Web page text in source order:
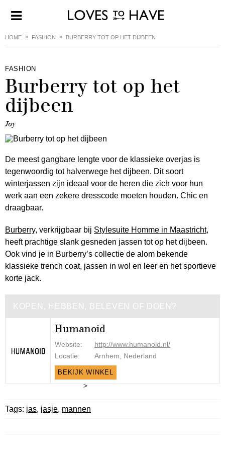
HOME FASHION BURBERRY TOT OP HET DIJBEEN
FASHION
Burberry tot op het
dijbeen
Joy
De meest gangbare lengte voor de klassieke overjas is
tegenwoordig tot halverwege het dijbeen. Dit soort
winterjassen zijn ideaal voor de heren die zich voor hun
werk aan een zekere dresscode moeten houden. Chic en
draagbaar.
Burberry, verkrijgbaar bij Stylesuite Homme in Maastricht,
heeft prachtige slank gesneden jassen tot op het dijbeen.
Ook vind je in Burberry’s collectie de alom bekende
klassieke trench coat, jassen in wol en leer en het sportieve
korte jack.
KOPEN, HEBBEN, BELEVEN OF DOEN?
Humanoid
Website:
http://www.humanoid.nl/
Locatie:
Arnhem, Nederland
BEKIJK WINKEL
>
Tags: jas, jasje, mannen